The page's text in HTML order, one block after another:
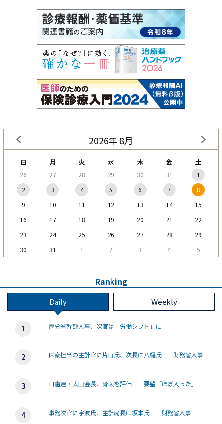
2026年 8月
日 月 火 水 木 金 土
26 27 28 29 30 31
1
2
3 4 5 6 7
8
9
10 11 12 13 14
15
16
17 18 19 20 21
22
23
24 25 26 27 28
29
30
31 1 2 3 4 5
Ranking
Daily Weekly
厚労省幹部人事、次官は「労働シフト」に
医療担当の主計官に片山氏、次長に八幡氏 財務省人事
日歯連・太田会長、骨太を評価 要望「ほぼ入った」
事務次官に宇波氏、主計局長は坂本氏 財務省人事